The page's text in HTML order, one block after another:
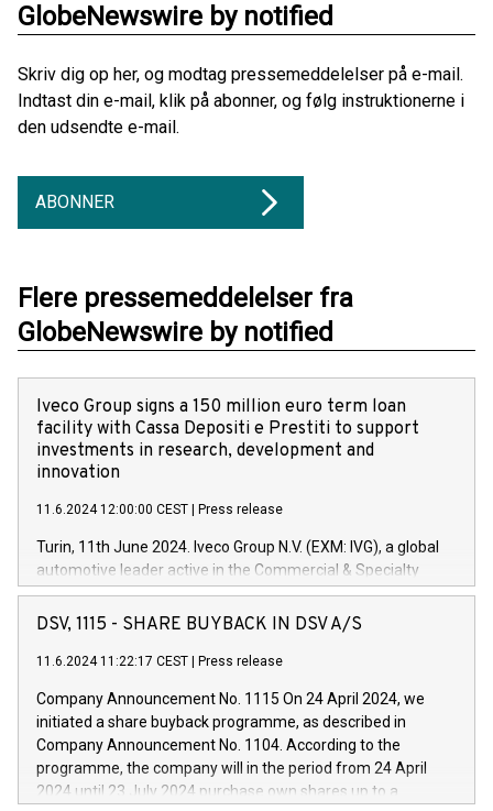
GlobeNewswire by notified
Skriv dig op her, og modtag pressemeddelelser på e-mail.
Indtast din e-mail, klik på abonner, og følg instruktionerne i
den udsendte e-mail.
ABONNER
Flere pressemeddelelser fra
GlobeNewswire by notified
Iveco Group signs a 150 million euro term loan
facility with Cassa Depositi e Prestiti to support
investments in research, development and
innovation
11.6.2024 12:00:00 CEST Press release
Turin, 11th June 2024. Iveco Group N.V. (EXM: IVG), a global
automotive leader active in the Commercial & Specialty
Vehicles, Powertrain and related Financial Services arenas,
has successfully signed a term loan facility of 150 million
new projects in Italy dedicated to research, development and
by CDP, Iveco Group will develop innovative technologies and
architectures in the field of electric propulsion and further
develop solutions for autonomous driving, digitalisation and
vehicle connectivity aimed at increasing efficiency, safety,
driving comfort and productivity. The financed investments,
DSV, 1115 - SHARE BUYBACK IN DSV A/S
11.6.2024 11:22:17 CEST Press release
Company Announcement No. 1115 On 24 April 2024, we
initiated a share buyback programme, as described in
Company Announcement No. 1104. According to the
programme, the company will in the period from 24 April
2024 until 23 July 2024 purchase own shares up to a